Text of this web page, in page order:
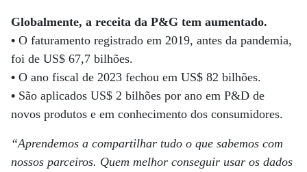
Globalmente, a receita da P&G tem aumentado.
• O faturamento registrado em 2019, antes da pandemia,
foi de US$ 67,7 bilhões.
• O ano fiscal de 2023 fechou em US$ 82 bilhões.
• São aplicados US$ 2 bilhões por ano em P&D de
novos produtos e em conhecimento dos consumidores.
“Aprendemos a compartilhar tudo o que sabemos com
nossos parceiros. Quem melhor conseguir usar os dados